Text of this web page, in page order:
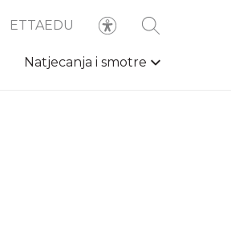
ETTAEDU
Natjecanja i smotre